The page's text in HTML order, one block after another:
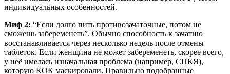
индивидуальных особенностей.
Миф 2: “Если долго пить противозачаточные, потом не
сможешь забеременеть”. Обычно способность к зачатию
восстанавливается через несколько недель после отмены
таблеток. Если женщина не может забеременеть, скорее всего,
у неё имелась изначальная проблема (например, СПКЯ),
которую КОК маскировали. Правильно подобранные